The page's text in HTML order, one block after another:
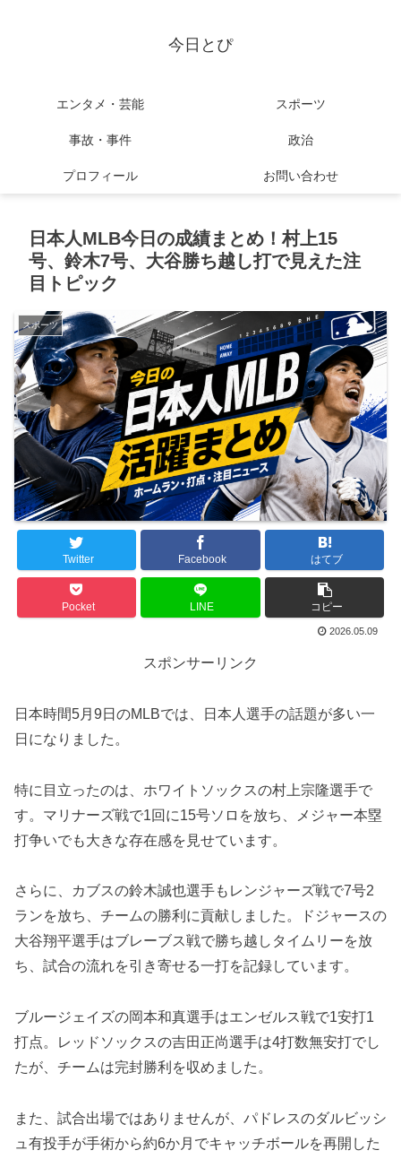
今日とぴ
エンタメ・芸能 スポーツ
事故・事件 政治
プロフィール お問い合わせ
日本人MLB今日の成績まとめ！村上15
号、鈴木7号、大谷勝ち越し打で見えた注
目トピック
スポーツ
Twitter Facebook はてブ
Pocket LINE コピー
2026.05.09
スポンサーリンク
日本時間5月9日のMLBでは、日本人選手の話題が多い一
日になりました。
特に目立ったのは、ホワイトソックスの村上宗隆選手で
す。マリナーズ戦で1回に15号ソロを放ち、メジャー本塁
打争いでも大きな存在感を見せています。
さらに、カブスの鈴木誠也選手もレンジャーズ戦で7号2
ランを放ち、チームの勝利に貢献しました。ドジャースの
大谷翔平選手はブレーブス戦で勝ち越しタイムリーを放
ち、試合の流れを引き寄せる一打を記録しています。
ブルージェイズの岡本和真選手はエンゼルス戦で1安打1
打点。レッドソックスの吉田正尚選手は4打数無安打でし
たが、チームは完封勝利を収めました。
また、試合出場ではありませんが、パドレスのダルビッシ
ュ有投手が手術から約6か月でキャッチボールを再開した